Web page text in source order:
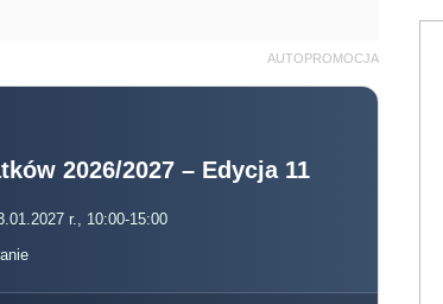
AUTOPROMOCJA
2026/2027 – Edycja 11
r., 10:00-15:00